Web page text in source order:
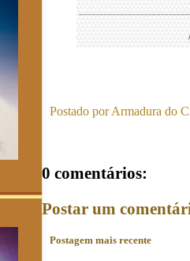
Postado porArmadura do
0 comentários:
Postar um
Postagem mais recente